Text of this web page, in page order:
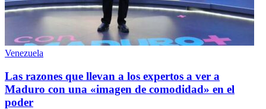
Venezuela
Las razones que llevan a los expertos a ver a
Maduro con una «imagen de comodidad» en el
poder